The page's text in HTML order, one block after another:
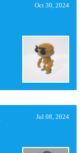
Oct 30, 2024
Jul 08, 2024